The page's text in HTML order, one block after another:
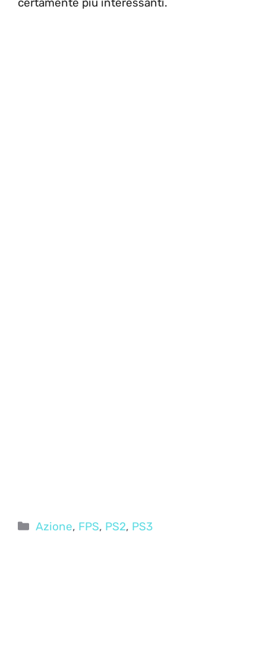
Categorie
Azione, FPS, PS2, PS3